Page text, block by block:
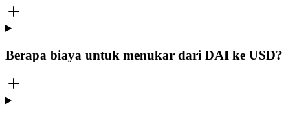
Berapa biaya untuk menukar dari DAI ke USD?